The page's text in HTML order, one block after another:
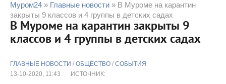
Муром24 » Главные новости » В Муроме на карантин
закрыты 9 классов и 4 группы в детских садах
В Муроме на карантин закрыты 9
классов и 4 группы в детских садах
ГЛАВНЫЕ НОВОСТИ / ОБЩЕСТВО / СОБЫТИЯ
13-10-2020, 11:43
ИСТОЧНИК: